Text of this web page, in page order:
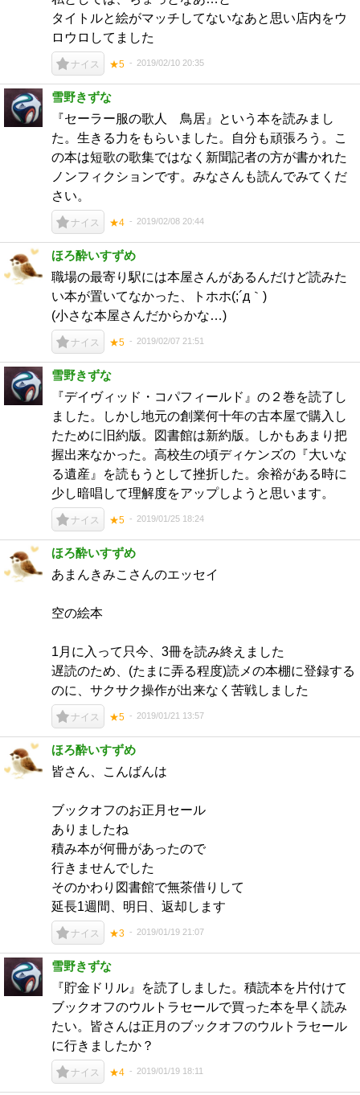
タイトルと絵がマッチしてないなあと思い店内をウ
ロウロしてました
ナイス ★5 2019/02/10 20:35
雪野きずな
『セーラー服の歌人 鳥居』という本を読みまし
た。生きる力をもらいました。自分も頑張ろう。こ
の本は短歌の歌集ではなく新聞記者の方が書かれた
ノンフィクションです。みなさんも読んでみてくだ
さい。
ナイス ★4 2019/02/08 20:44
ほろ酔いすずめ
職場の最寄り駅には本屋さんがあるんだけど読みた
い本が置いてなかった、トホホ(;´д｀)
(小さな本屋さんだからかな…)
ナイス ★5 2019/02/07 21:51
雪野きずな
『デイヴィッド・コパフィールド』の２巻を読了し
ました。しかし地元の創業何十年の古本屋で購入し
たために旧約版。図書館は新約版。しかもあまり把
握出来なかった。高校生の頃ディケンズの『大いな
る遺産』を読もうとして挫折した。余裕がある時に
少し暗唱して理解度をアップしようと思います。
ナイス ★5 2019/01/25 18:24
ほろ酔いすずめ
あまんきみこさんのエッセイ
空の絵本
1月に入って只今、3冊を読み終えました
遅読のため、(たまに弄る程度)読メの本棚に登録する
のに、サクサク操作が出来なく苦戦しました
ナイス ★5 2019/01/21 13:57
ほろ酔いすずめ
皆さん、こんばんは
ブックオフのお正月セール
ありましたね
積み本が何冊があったので
行きませんでした
そのかわり図書館で無茶借りして
延長1週間、明日、返却します
ナイス ★3 2019/01/19 21:07
雪野きずな
『貯金ドリル』を読了しました。積読本を片付けて
ブックオフのウルトラセールで買った本を早く読み
たい。皆さんは正月のブックオフのウルトラセール
に行きましたか？
ナイス ★4 2019/01/19 18:11